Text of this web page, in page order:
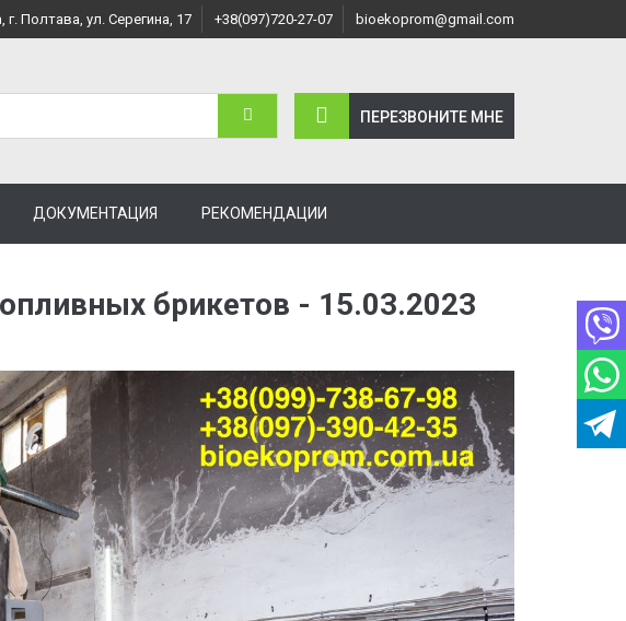
г. Полтава, ул. Серегина, 17 +38(097)720-27-07 bioekoprom@gmail.com
ПЕРЕЗВОНИТЕ МНЕ
ДОКУМЕНТАЦИЯ РЕКОМЕНДАЦИИ
брикетов - 15.03.2023